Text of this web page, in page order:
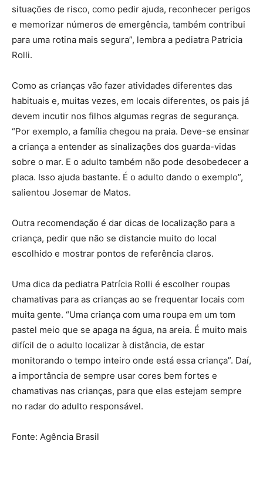
situações de risco, como pedir ajuda, reconhecer perigos
e memorizar números de emergência, também contribui
para uma rotina mais segura”, lembra a pediatra Patricia
Rolli.
Como as crianças vão fazer atividades diferentes das
habituais e, muitas vezes, em locais diferentes, os pais já
devem incutir nos filhos algumas regras de segurança.
“Por exemplo, a família chegou na praia. Deve-se ensinar
a criança a entender as sinalizações dos guarda-vidas
sobre o mar. E o adulto também não pode desobedecer a
placa. Isso ajuda bastante. É o adulto dando o exemplo”,
salientou Josemar de Matos.
Outra recomendação é dar dicas de localização para a
criança, pedir que não se distancie muito do local
escolhido e mostrar pontos de referência claros.
Uma dica da pediatra Patrícia Rolli é escolher roupas
chamativas para as crianças ao se frequentar locais com
muita gente. “Uma criança com uma roupa em um tom
pastel meio que se apaga na água, na areia. É muito mais
difícil de o adulto localizar à distância, de estar
monitorando o tempo inteiro onde está essa criança”. Daí,
a importância de sempre usar cores bem fortes e
chamativas nas crianças, para que elas estejam sempre
no radar do adulto responsável.
Fonte: Agência Brasil